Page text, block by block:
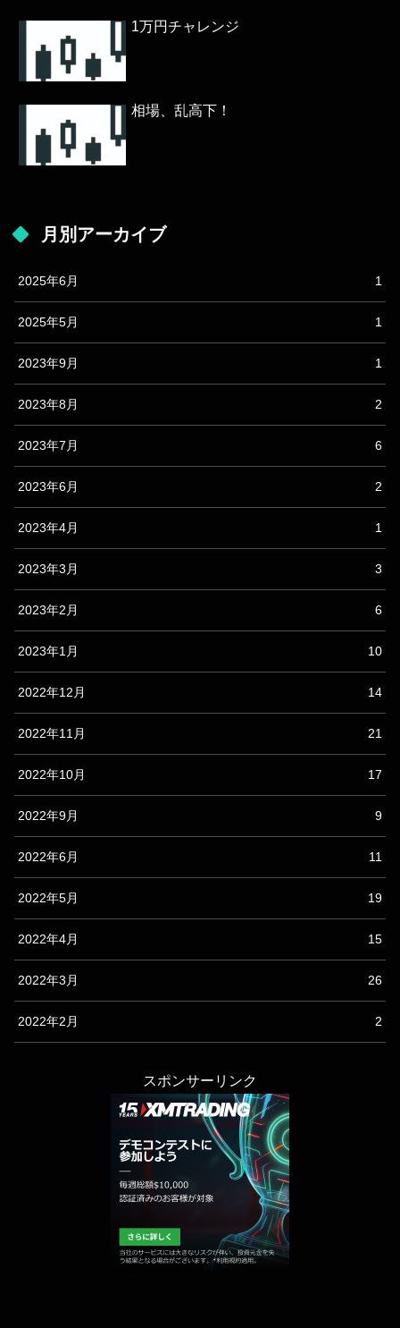
1万円チャレンジ
相場、乱高下！
月別アーカイブ
2025年6月 1
2025年5月 1
2023年9月 1
2023年8月 2
2023年7月 6
2023年6月 2
2023年4月 1
2023年3月 3
2023年2月 6
2023年1月 10
2022年12月 14
2022年11月 21
2022年10月 17
2022年9月 9
2022年6月 11
2022年5月 19
2022年4月 15
2022年3月 26
2022年2月 2
スポンサーリンク